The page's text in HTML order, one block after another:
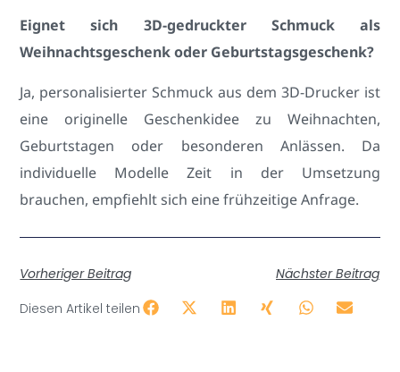
Eignet sich 3D-gedruckter Schmuck als
Weihnachtsgeschenk oder Geburtstagsgeschenk?
Ja, personalisierter Schmuck aus dem 3D-Drucker ist
eine originelle Geschenkidee zu Weihnachten,
Geburtstagen oder besonderen Anlässen. Da
individuelle Modelle Zeit in der Umsetzung
brauchen, empfiehlt sich eine frühzeitige Anfrage.
Vorheriger Beitrag
Nächster Beitrag
Diesen Artikel teilen